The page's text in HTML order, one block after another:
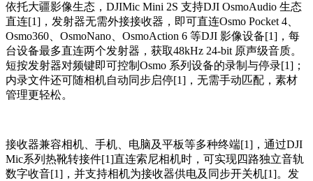
依托大疆影像生态，DJIMic Mini 2S 支持DJI OsmoAudio 生态
直连[1]，发射器无需外接接收器，即可直连Osmo Pocket 4、
Osmo360、OsmoNano、OsmoAction 6 等DJI 影像设备[1]，每
台设备最多直连两个发射器，获取48kHz 24-bit 原声级音质。
短按发射器对频键即可控制Osmo 系列设备的录制与停录[1]；
内录文件还可随相机自动同步启停[1]，无需手动匹配，素材
管理更轻松。
接收器兼容相机、手机、电脑及平板等多种终端[1]，通过DJI
Mic系列热靴转接件[1]直连索尼相机时，可实现四路独立音轨
数字收音[1]，并支持相机为接收器供电及同步开关机[1]。发